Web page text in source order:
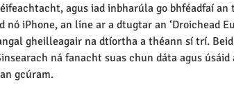
agus iad inbharúla go bhféadfaí
nó iPhone, an líne ar a dtugtar an ‘Droichead
gheilleagair na dtíortha a théann sí trí.
ná fanacht suas chun dáta agus
gcúram.